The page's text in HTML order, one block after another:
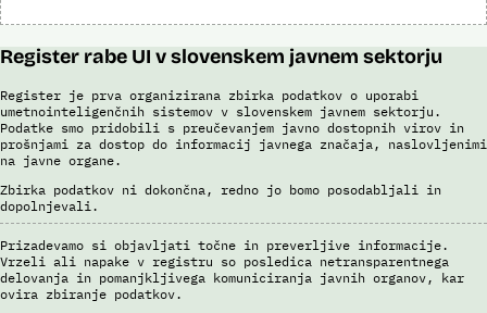
Viri:
Brošura 60 let informacijsko telekomunikacijskega sistema policije
Spletno mesto podjetja Neurotechnology, podstran VeriLook
Poročilo Automating Society report 2020 za Slovenijo
Odgovor na zahtevo za dostop do informacij javnega značaja
Dokument Povabilo k oddaji ponudbe
Register rabe UI v slovenskem javnem sektorju
Register je prva organizirana zbirka podatkov o uporabi
umetnointeligenčnih sistemov v slovenskem javnem sektorju.
Podatke smo pridobili s preučevanjem javno dostopnih virov in
prošnjami za dostop do informacij javnega značaja, naslovljenimi
na javne organe.
Zbirka podatkov ni dokončna, redno jo bomo posodabljali in
dopolnjevali.
Prizadevamo si objavljati točne in preverljive informacije.
Vrzeli ali napake v registru so posledica netransparentnega
delovanja in pomanjkljivega komuniciranja javnih organov, kar
ovira zbiranje podatkov.